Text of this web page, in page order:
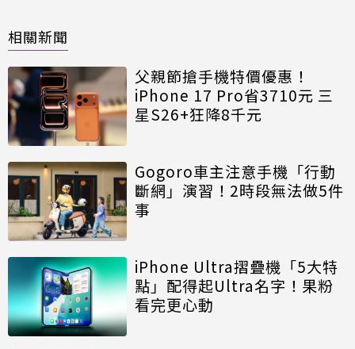
相關新聞
父親節搶手機特價優惠！
iPhone 17 Pro省3710元 三
星S26+狂降8千元
Gogoro車主注意手機「行動
斷網」演習！2時段無法做5件
事
iPhone Ultra摺疊機「5大特
點」配得起Ultra名字！果粉
看完更心動